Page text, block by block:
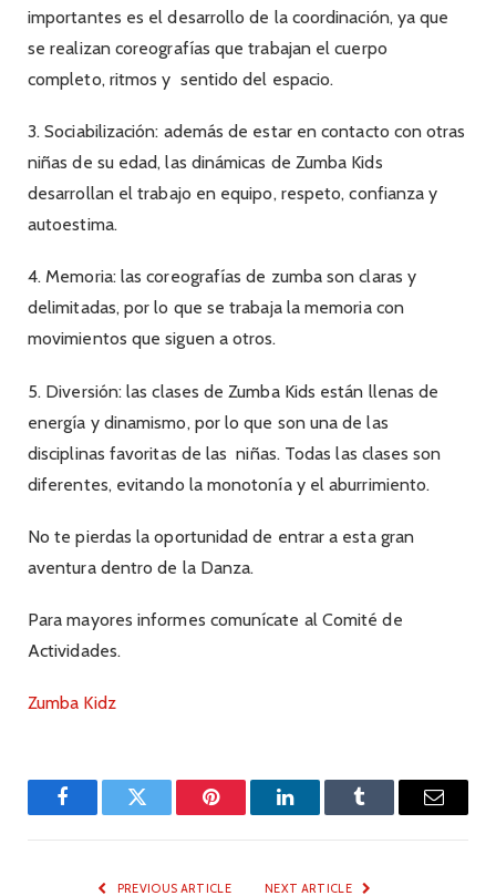
importantes es el desarrollo de la coordinación, ya que
se realizan coreografías que trabajan el cuerpo
completo, ritmos y sentido del espacio.
3. Sociabilización: además de estar en contacto con otras
niñas de su edad, las dinámicas de Zumba Kids
desarrollan el trabajo en equipo, respeto, confianza y
autoestima.
4. Memoria: las coreografías de zumba son claras y
delimitadas, por lo que se trabaja la memoria con
movimientos que siguen a otros.
5. Diversión: las clases de Zumba Kids están llenas de
energía y dinamismo, por lo que son una de las
disciplinas favoritas de las niñas. Todas las clases son
diferentes, evitando la monotonía y el aburrimiento.
No te pierdas la oportunidad de entrar a esta gran
aventura dentro de la Danza.
Para mayores informes comunícate al Comité de
Actividades.
Zumba Kidz
FacebookTwitter Pinterest LinkedInTumblr Email
PREVIOUS ARTICLE NEXT ARTICLE